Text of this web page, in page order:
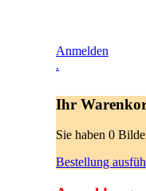
Anmelden
.
Ihr
Sie haben 0
Bestellung